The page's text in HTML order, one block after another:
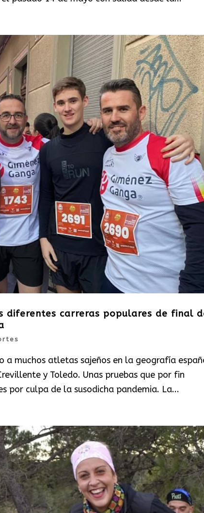
diferentes carreras populares de final
a muchos atletas sajeños en la geografía
y Toledo. Unas pruebas que por fin
por culpa de la susodicha pandemia. La...